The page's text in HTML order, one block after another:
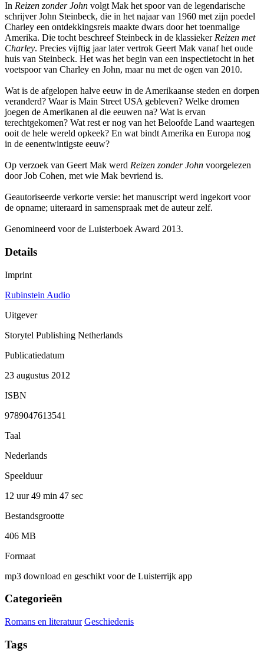
In Reizen zonder John volgt Mak het spoor van de legendarische
schrijver John Steinbeck, die in het najaar van 1960 met zijn poedel
Charley een ontdekkingsreis maakte dwars door het toenmalige
Amerika. Die tocht beschreef Steinbeck in de klassieker Reizen met
Charley. Precies vijftig jaar later vertrok Geert Mak vanaf het oude
huis van Steinbeck. Het was het begin van een inspectietocht in het
voetspoor van Charley en John, maar nu met de ogen van 2010.
Wat is de afgelopen halve eeuw in de Amerikaanse steden en dorpen
veranderd? Waar is Main Street USA gebleven? Welke dromen
joegen de Amerikanen al die eeuwen na? Wat is ervan
terechtgekomen? Wat rest er nog van het Beloofde Land waartegen
ooit de hele wereld opkeek? En wat bindt Amerika en Europa nog
in de eenentwintigste eeuw?
Op verzoek van Geert Mak werd Reizen zonder John voorgelezen
door Job Cohen, met wie Mak bevriend is.
Geautoriseerde verkorte versie: het manuscript werd ingekort voor
de opname; uiteraard in samenspraak met de auteur zelf.
Genomineerd voor de Luisterboek Award 2013.
Details
Imprint
Rubinstein Audio
Uitgever
Storytel Publishing Netherlands
Publicatiedatum
23 augustus 2012
ISBN
9789047613541
Taal
Nederlands
Speelduur
12 uur 49 min 47 sec
Bestandsgrootte
406 MB
Formaat
mp3 download en geschikt voor de Luisterrijk app
Categorieën
Romans en literatuur Geschiedenis
Tags